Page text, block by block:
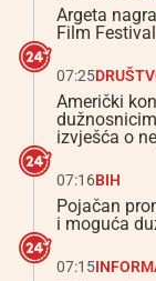
Argeta
Film
07:25
Američki
izvješća o
07:16BIH
Pojačan
i moguća
07:15